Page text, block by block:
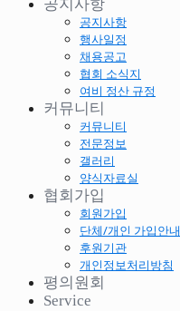
공지사항
공지사항
행사일정
채용공고
협회 소식지
여비 정산 규정
커뮤니티
커뮤니티
전문정보
갤러리
양식자료실
협회가입
회원가입
단체/개인 가입안내
후원기관
개인정보처리방침
평의원회
Service